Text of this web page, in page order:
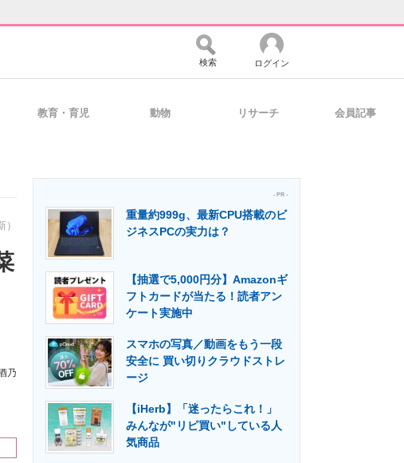
リーダーのコミュニティ マーケ×ITの今がよく分かる
業のIT導入・活用を支援
ルギーの専門メディア 建設×テクノロジーの最前線
検索 ログイン
教育・育児 動物 リサーチ 会員記事
乃
- PR -
重量約999g、最新CPU搭載のビ
ジネスPCの実力は？
【抽選で5,000円分】Amazonギ
フトカードが当たる！読者アン
ケート実施中
スマホの写真／動画をもう一段
安全に 買い切りクラウドストレ
ージ
【iHerb】「迷ったらこれ！」
みんなが"リピ買い"している人
気商品